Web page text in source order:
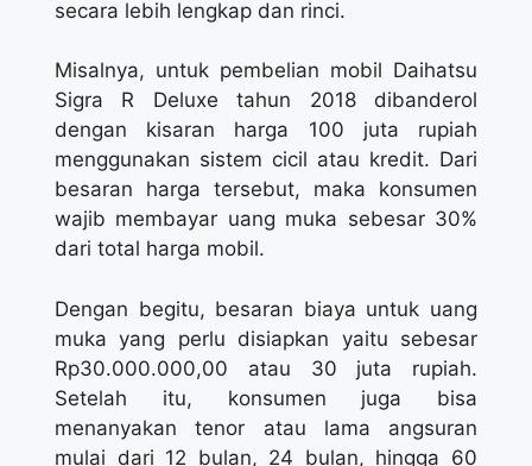
secara lebih lengkap dan rinci.
Misalnya, untuk pembelian mobil Daihatsu
Sigra R Deluxe tahun 2018 dibanderol
dengan kisaran harga 100 juta rupiah
menggunakan sistem cicil atau kredit. Dari
besaran harga tersebut, maka konsumen
wajib membayar uang muka sebesar 30%
dari total harga mobil.
Dengan begitu, besaran biaya untuk uang
muka yang perlu disiapkan yaitu sebesar
Rp30.000.000,00 atau 30 juta rupiah.
Setelah itu, konsumen juga bisa
menanyakan tenor atau lama angsuran
mulai dari 12 bulan, 24 bulan, hingga 60